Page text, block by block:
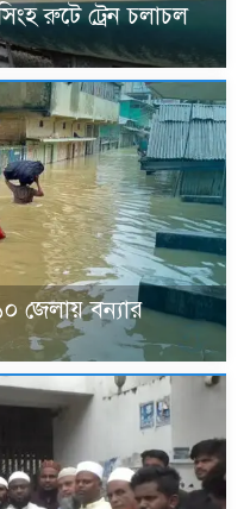
রুটে ট্রেন চলাচল
জেলায় বন্যার